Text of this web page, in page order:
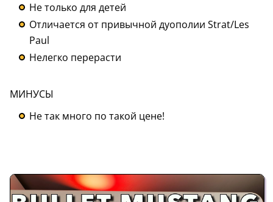
Не только для детей
Отличается от привычной дуополии Strat/Les
Paul
Нелегко перерасти
МИНУСЫ
Не так много по такой цене!